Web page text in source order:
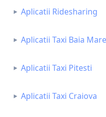
Aplicatii Ridesharing
Aplicatii Taxi Baia Mare
Aplicatii Taxi Pitesti
Aplicatii Taxi Craiova